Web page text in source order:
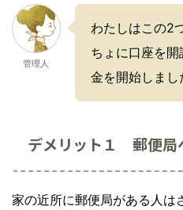
管理人
わたしはこの2
ちょに口座を
金を開始しまし
デメリット１ 郵便局
家の近所に郵便局がある人は